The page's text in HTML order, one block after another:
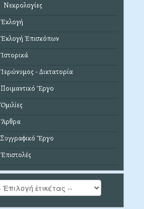
Νεκρολογίες
Ἐκλογή
Ἐκλογή Ἐπισκόπων
Ἱστορικά
Ἱερώνυμος - Δικτατορία
Ποιμαντικό Ἔργο
Ὁμιλίες
Ἄρθρα
Συγγραφικό Ἔργο
Ἐπιστολές